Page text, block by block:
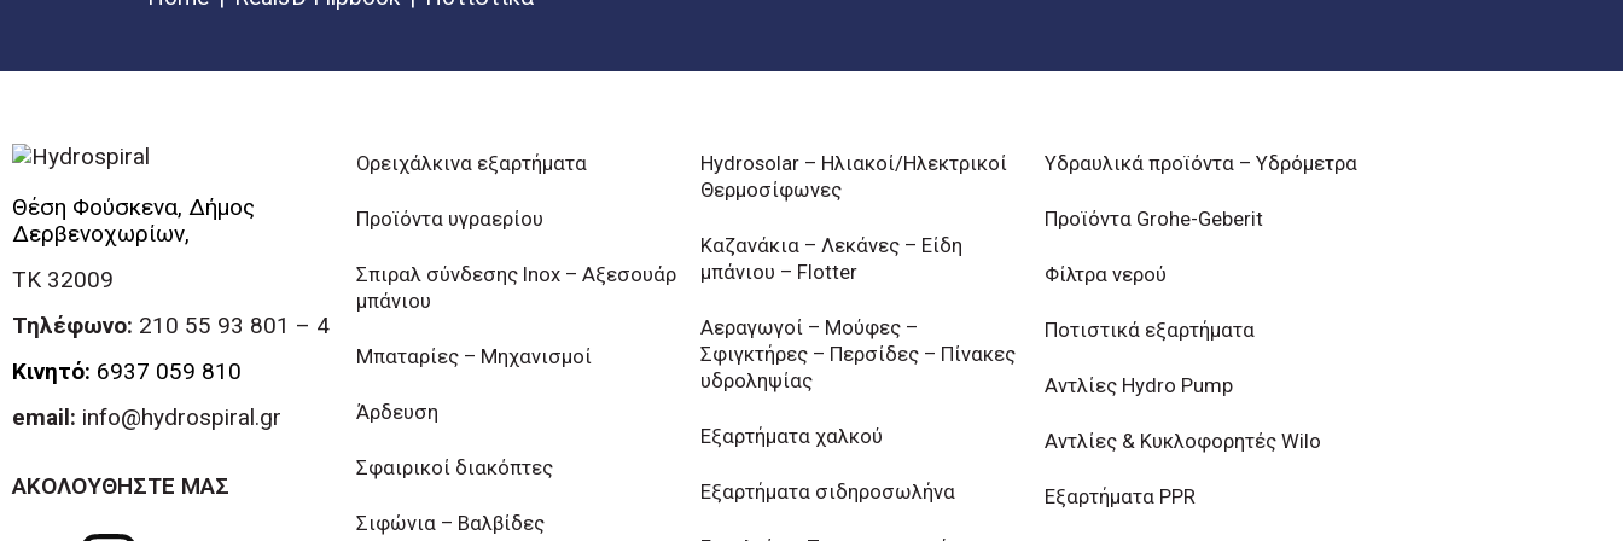
Θέση Φούσκενα, Δήμος
Δερβενοχωρίων,
ΤΚ 32009
Τηλέφωνο: 210 55 93 801 – 4
Κινητό: 6937 059 810
email: info@hydrospiral.gr
ΑΚΟΛΟΥΘΗΣΤΕ ΜΑΣ
Ορειχάλκινα εξαρτήματα
Προϊόντα υγραερίου
Σπιραλ σύνδεσης Inox – Αξεσουάρ
μπάνιου
Μπαταρίες – Μηχανισμοί
Άρδευση
Σφαιρικοί διακόπτες
Σιφώνια – Βαλβίδες
Hydrosolar – Ηλιακοί/Ηλεκτρικοί
Θερμοσίφωνες
Καζανάκια – Λεκάνες – Είδη
μπάνιου – Flotter
Αεραγωγοί – Μούφες –
Σφιγκτήρες – Περσίδες – Πίνακες
υδροληψίας
Εξαρτήματα χαλκού
Εξαρτήματα σιδηροσωλήνα
Υδραυλικά προϊόντα – Υδρόμετρα
Προϊόντα Grohe-Geberit
Φίλτρα νερού
Ποτιστικά εξαρτήματα
Αντλίες Hydro Pump
Αντλίες & Κυκλοφορητές Wilo
Εξαρτήματα PPR